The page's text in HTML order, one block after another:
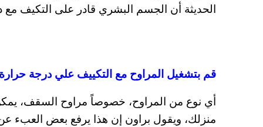
الحديثة أن الجسم البشري قادر على التكيف
قم بتشغيل المراوح مع التكييف علي درجة
أي نوع من المراوح، خصوصاً مراوح السقف،
منزلك، ويقول براون إن هذا يرفع بعض